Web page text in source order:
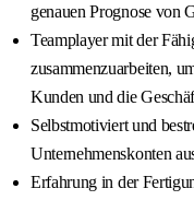
genauen Prognose von
Teamplayer mit der
zusammenzuarbeiten,
Kunden und die
Selbstmotiviert und
Unternehmenskonten
Erfahrung in der